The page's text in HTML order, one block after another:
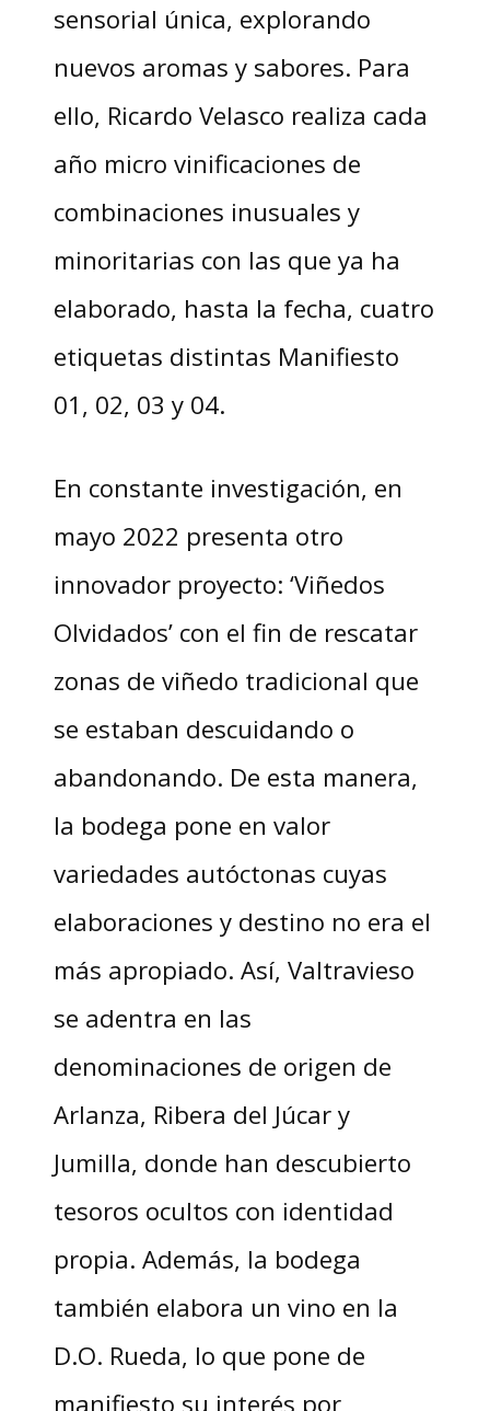
sensorial única, explorando
nuevos aromas y sabores. Para
ello, Ricardo Velasco realiza cada
año micro vinificaciones de
combinaciones inusuales y
minoritarias con las que ya ha
elaborado, hasta la fecha, cuatro
etiquetas distintas Manifiesto
01, 02, 03 y 04.
En constante investigación, en
mayo 2022 presenta otro
innovador proyecto: ‘Viñedos
Olvidados’ con el fin de rescatar
zonas de viñedo tradicional que
se estaban descuidando o
abandonando. De esta manera,
la bodega pone en valor
variedades autóctonas cuyas
elaboraciones y destino no era el
más apropiado. Así, Valtravieso
se adentra en las
denominaciones de origen de
Arlanza, Ribera del Júcar y
Jumilla, donde han descubierto
tesoros ocultos con identidad
propia. Además, la bodega
también elabora un vino en la
D.O. Rueda, lo que pone de
manifiesto su interés por